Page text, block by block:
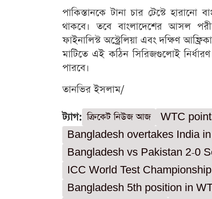
পাকিস্তানকে টানা চার টেস্টে
থাকবে। তবে বাংলাদেশের আসল
ফাইনালিস্ট অস্ট্রেলিয়া এবং দক্ষিণ
মাটিতে এই কঠিন সিরিজগুলোই
পারবে।
তানভির ইসলাম/
ট্যাগ: ক্রিকেট নিউজ আজ
WTC
Bangladesh overtakes India
Bangladesh vs Pakistan 2-0
ICC World Test
Bangladesh 5th position in